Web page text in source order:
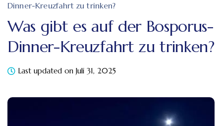
Dinner-Kreuzfahrt zu trinken?
Was gibt es auf der Bosporus-
Dinner-Kreuzfahrt zu trinken?
Last updated on Juli 31, 2025